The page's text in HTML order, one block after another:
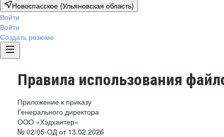
Новоспасское (Ульяновская область)
Войти
Войти
Создать резюме
Правила использования
Приложение к приказу
Генерального директора
ООО «Хэдхантер»
№ 02/05-ОД от 13.02.2026